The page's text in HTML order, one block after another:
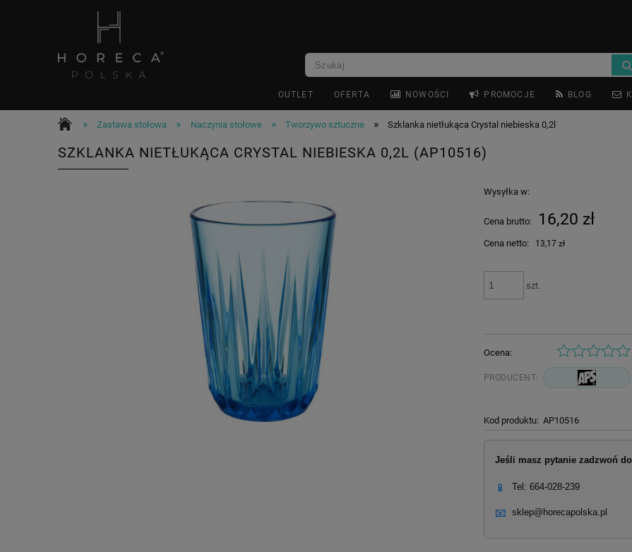
OUTLET OFERTA NOWOŚCI PROMOCJE BLOG
» Zastawa stołowa » Naczynia stołowe » Tworzywo sztuczne » Szklanka nietłukąca Crystal niebieska 0,2l
SZKLANKA NIETŁUKĄCA CRYSTAL NIEBIESKA 0,2L (AP10516)
Wysyłka w:
Cena brutto: 16,20 zł
Cena netto: 13,17 zł
szt.
Ocena:
PRODUCENT:
Kod produktu: AP10516
Jeśli masz pytanie zadzwoń
📱 Tel: 664-028-239
📧 sklep@horecapolska.pl